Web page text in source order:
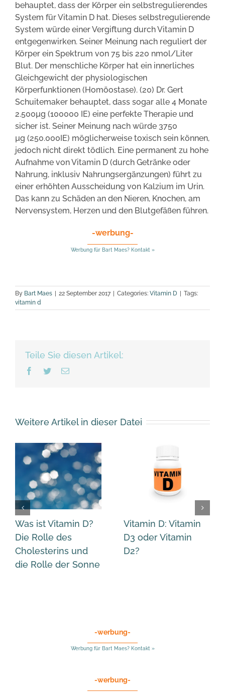
behauptet, dass der Körper ein selbstregulierendes
System für Vitamin D hat. Dieses selbstregulierende
System würde einer Vergiftung durch Vitamin D
entgegenwirken. Seiner Meinung nach reguliert der
Körper ein Spektrum von 75 bis 220 nmol/Liter
Blut. Der menschliche Körper hat ein innerliches
Gleichgewicht der physiologischen
Körperfunktionen (Homöostase). (20) Dr. Gert
Schuitemaker behauptet, dass sogar alle 4 Monate
2.500µg (100000 IE) eine perfekte Therapie und
sicher ist. Seiner Meinung nach würde 3750
µg (250.000IE) möglicherweise toxisch sein können,
jedoch nicht direkt tödlich. Eine permanent zu hohe
Aufnahme von Vitamin D (durch Getränke oder
Nahrung, inklusiv Nahrungsergänzungen) führt zu
einer erhöhten Ausscheidung von Kalzium im Urin.
Das kann zu Schäden an den Nieren, Knochen, am
Nervensystem, Herzen und den Blutgefäßen führen.
-werbung-
Werbung für Bart Maes? Kontakt »
By Bart Maes | 22 September 2017 | Categories: Vitamin D | Tags:
vitamin d
Teile Sie diesen Artikel:
Facebook
TwitterEmail
Weitere Artikel in dieser Datei
Was ist Vitamin D?
Die Rolle des
Cholesterins und
die Rolle der Sonne
Vitamin D: Vitamin
D3 oder Vitamin
D2?
-werbung-
Werbung für Bart Maes? Kontakt »
-werbung-